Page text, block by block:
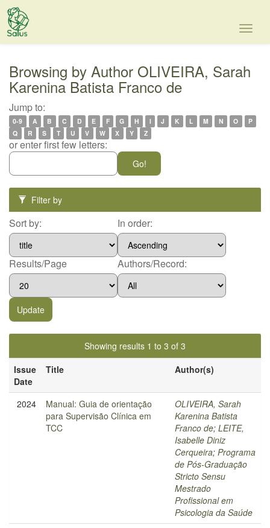
Skip
Browsing by Author OLIVEIRA, Sarah
Karenina Batista Franco de
Jump to:
0-9 A B C D E F G H I J K L M N O
P
Q
R S T U V W X Y Z
or enter first few letters:
Filter by
Sort by: In order:
Results/Page Authors/Record:
Showing results 1 to 3 of 3
Issue
Date
Title Author(s)
2024
Manual: Guia de orientação
para Supervisão Clínica em
TCC
OLIVEIRA, Sarah
Karenina Batista
Franco de; LEITE,
Isabelle Diniz
Cerqueira; Programa
de Pós-Graduação
Stricto Sensu
Mestrado
Profissional em
Psicologia da Saúde